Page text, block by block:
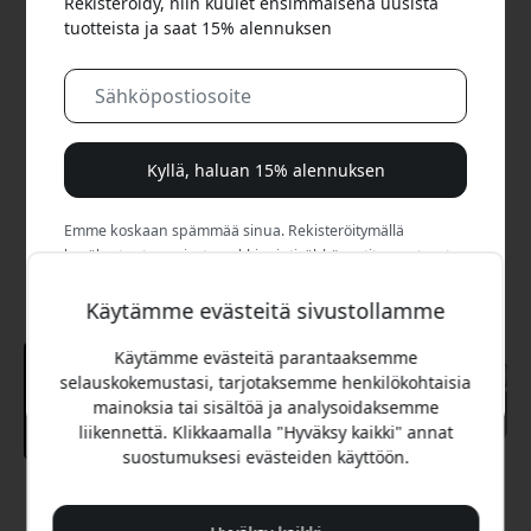
Suositeltava hinta
Käytämme evästeitä sivustollamme
Käytämme evästeitä parantaaksemme
selauskokemustasi, tarjotaksemme henkilökohtaisia
mainoksia tai sisältöä ja analysoidaksemme
liikennettä. Klikkaamalla "Hyväksy kaikki" annat
suostumuksesi evästeiden käyttöön.
tuotteista ja saat 15% alennuksen
Kyllä, haluan 15% alennuksen
Emme koskaan spämmää sinua. Rekisteröitymällä
hyväksyt satunnaiset markkinointisähköpostit, opastavat